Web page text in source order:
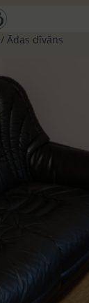
/ Ādas dīvāns